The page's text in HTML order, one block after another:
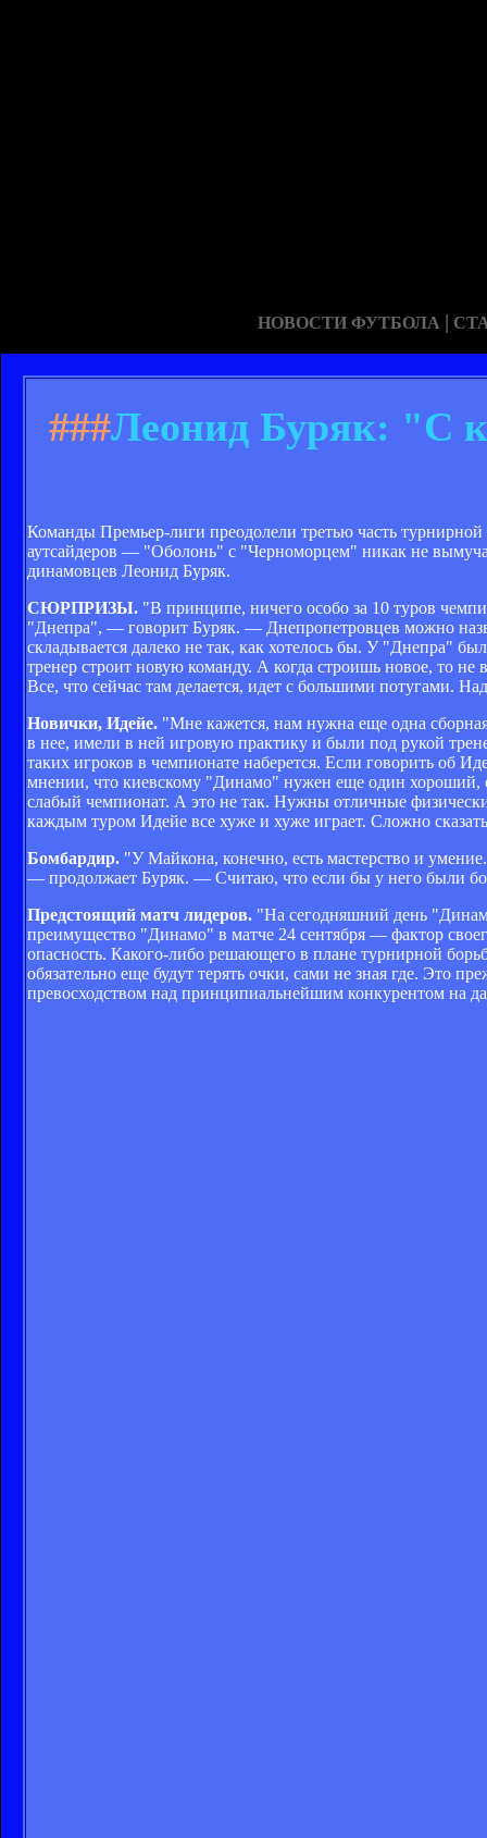
НОВОСТИ ФУТБОЛА |
###Леонид Буряк: "С
Команды Премьер-лиги преодолели третью часть
аутсайдеров — "Оболонь" с "Черноморцем" никак не
динамовцев Леонид Буряк.
СЮРПРИЗЫ. "В принципе, ничего особо за 10 туров
"Днепра", — говорит Буряк. — Днепропетровцев можно
складывается далеко не так, как хотелось бы. У "Днепра"
тренер строит новую команду. А когда строишь новое, то
Все, что сейчас там делается, идет с большими потугами.
Новички, Идейе. "Мне кажется, нам нужна еще одна
в нее, имели в ней игровую практику и были под рукой
таких игроков в чемпионате наберется. Если говорить об
мнении, что киевскому "Динамо" нужен еще один хороший,
слабый чемпионат. А это не так. Нужны отличные
каждым туром Идейе все хуже и хуже играет. Сложно
Бомбардир. "У Майкона, конечно, есть мастерство и
— продолжает Буряк. — Считаю, что если бы у него были
Предстоящий матч лидеров. "На сегодняшний день
преимущество "Динамо" в матче 24 сентября — фактор
опасность. Какого-либо решающего в плане турнирной
обязательно еще будут терять очки, сами не зная где. Это
превосходством над принципиальнейшим конкурентом на